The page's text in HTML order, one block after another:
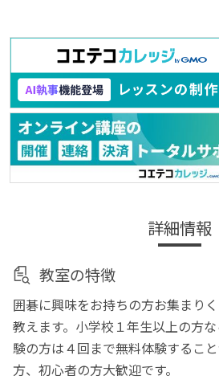
詳細情報
教室の特徴
囲碁に興味をお持ちの方お集まり
教えます。小学校１年生以上の方
験の方は４回まで無料体験するこ
方、初心者の方大歓迎です。